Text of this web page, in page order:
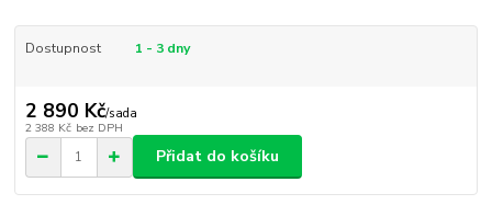
Dostupnost 1 - 3 dny
2 890 Kč/sada
2 388 Kč bez DPH
Přidat do košíku